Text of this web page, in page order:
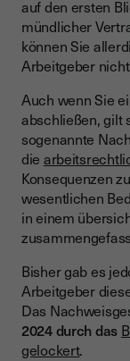
auf den ersten
mündlicher
können Sie
Arbeitgeber
Auch wenn Sie
abschließen, gilt
sogenannte
die
Konsequenzen
wesentlichen
in einem
Bisher gab es
Arbeitgeber
Das
2024 durch das
gelockert.